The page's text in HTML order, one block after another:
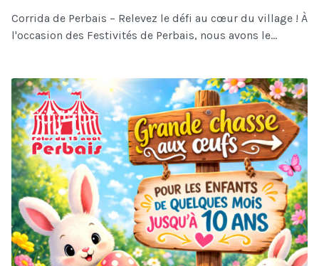
Corrida de Perbais – Relevez le défi au cœur du village ! À
l'occasion des Festivités de Perbais, nous avons le...